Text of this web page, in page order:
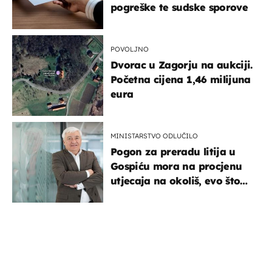
pogreške te sudske sporove
POVOLJNO
Dvorac u Zagorju na aukciji.
Početna cijena 1,46 milijuna
eura
MINISTARSTVO ODLUČILO
Pogon za preradu litija u
Gospiću mora na procjenu
utjecaja na okoliš, evo što